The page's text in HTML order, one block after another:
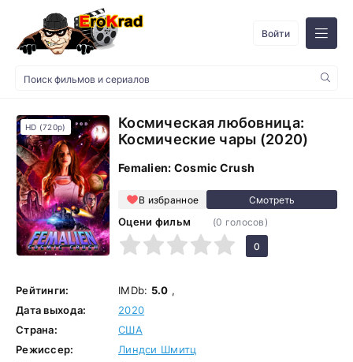
Войти
Космическая любовница:
Космические чары (2020)
Femalien: Cosmic Crush
В избранное
HD (720p)
Оцени фильм
1
2 3 5
(0 голосов)
0
Рейтинги: IMDb: 5.0 ,
Дата выхода:
2020
Страна:
США
Режиссер:
Линдси Шмитц